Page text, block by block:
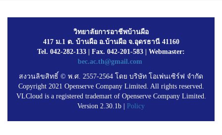
วิทยาลัยการอาชีพบ้านผือ
417 ม.1 ต. บ้านผือ อ.บ้านผือ จ.อุดรธานี 41160
Tel. 042-282-133 | Fax. 042-201-583 | Webmaster:
bec.ac.th@gmail.com
สงวนลิขสิทธิ์ © พ.ศ. 2557-2564 โดย บริษัท โอเพ่นเซิร์ฟ จำกัด
Copyright 2021 Openserve Company Limited. All rights reserved.
VLCloud is a registered trademart of Openserve Company Limited.
Version 2.30.1b | Policy